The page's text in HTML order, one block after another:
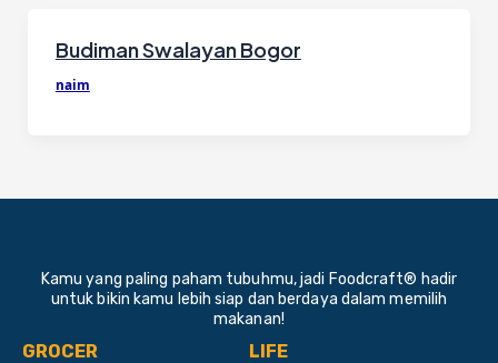
Budiman Swalayan Bogor
naim
Kamu yang paling paham tubuhmu, jadi Foodcraft® hadir
untuk bikin kamu lebih siap dan berdaya dalam memilih
makanan!
GROCER LIFE